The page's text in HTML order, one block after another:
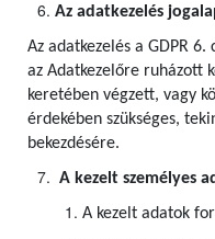
Az adatkezelés
Az adatkezelés a GDPR
az Adatkezelőre ruházott
keretében végzett, vagy
érdekében szükséges,
bekezdésére.
A kezelt személyes
A kezelt adatok